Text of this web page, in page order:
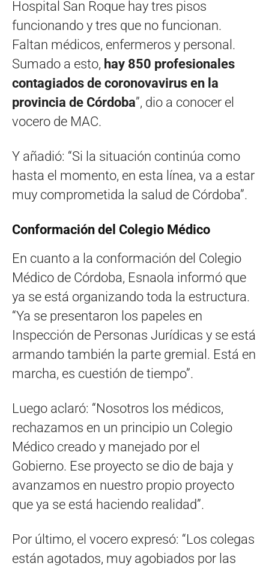
Hospital San Roque hay tres pisos
funcionando y tres que no funcionan.
Faltan médicos, enfermeros y personal.
Sumado a esto, hay 850 profesionales
contagiados de coronovavirus en la
provincia de Córdoba”, dio a conocer el
vocero de MAC.
Y añadió: “Si la situación continúa como
hasta el momento, en esta línea, va a estar
muy comprometida la salud de Córdoba”.
Conformación del Colegio Médico
En cuanto a la conformación del Colegio
Médico de Córdoba, Esnaola informó que
ya se está organizando toda la estructura.
“Ya se presentaron los papeles en
Inspección de Personas Jurídicas y se está
armando también la parte gremial. Está en
marcha, es cuestión de tiempo”.
Luego aclaró: “Nosotros los médicos,
rechazamos en un principio un Colegio
Médico creado y manejado por el
Gobierno. Ese proyecto se dio de baja y
avanzamos en nuestro propio proyecto
que ya se está haciendo realidad”.
Por último, el vocero expresó: “Los colegas
están agotados, muy agobiados por las